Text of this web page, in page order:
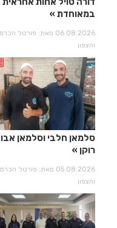
במאוחדת
06.08.2026 מאת: פורטל הכרמל
והצפון
סלמאן חלבי וסלמאן אבו
רוקן
05.08.2026 מאת: פורטל הכרמל
והצפון